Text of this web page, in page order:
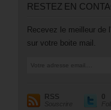
RESTEZ EN
Recevez le meilleur de
sur votre boite mail.
RSS
Souscrire
0